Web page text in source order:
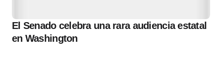
El Senado celebra una rara audiencia estatal
en Washington